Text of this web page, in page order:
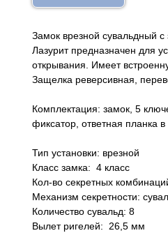
Замок врезной сувальдный
Лазурит предназначен для
открывания. Имеет
Защелка реверсивная,
Комплектация: замок, 5
фиксатор, ответная планка
Тип установки: врезной
Класс замка: 4 класс
Кол-во секретных
Механизм секретности:
Количество сувальд: 8
Вылет ригелей: 26,5 мм